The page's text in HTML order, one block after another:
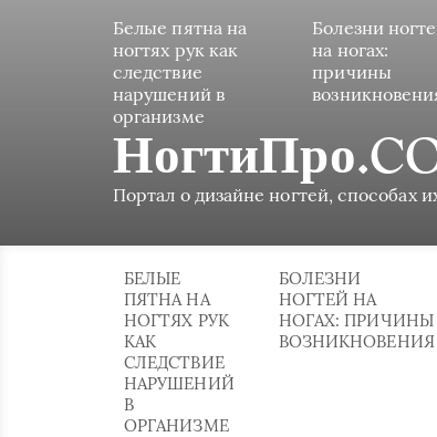
Белые пятна на
ногтях рук как
следствие
нарушений в
организме
Болезни
на ногах:
причины
Портал о дизайне ногтей, способах
БЕЛЫЕ
ПЯТНА НА
НОГТЯХ РУК
КАК
СЛЕДСТВИЕ
НАРУШЕНИЙ
В
ОРГАНИЗМЕ
БОЛЕЗНИ
НОГТЕЙ НА
НОГАХ: ПРИЧИНЫ
ВОЗНИКНОВЕНИЯ